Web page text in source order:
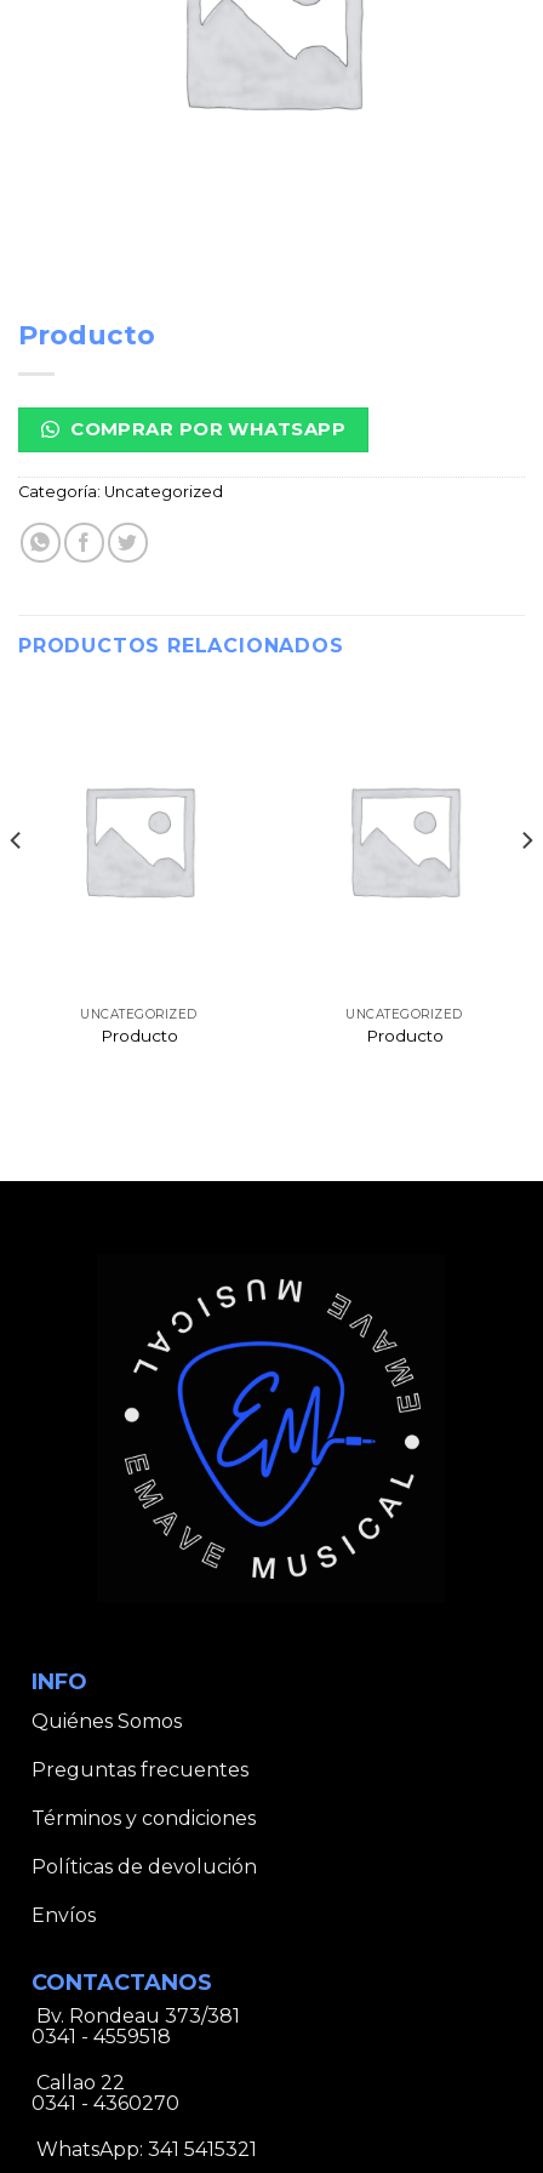
Producto
COMPRAR POR WHATSAPP
Categoría: Uncategorized
PRODUCTOS RELACIONADOS
UNCATEGORIZED
Producto
UNCATEGORIZED
Producto
INFO
Quiénes Somos
Preguntas frecuentes
Términos y condiciones
Políticas de devolución
Envíos
CONTACTANOS
Bv. Rondeau 373/381
0341 - 4559518
Callao 22
0341 - 4360270
WhatsApp: 341 5415321